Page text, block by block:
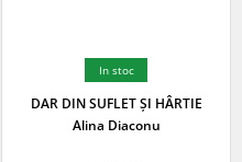
In stoc
DAR DIN SUFLET ȘI HÂRTIE
Alina Diaconu